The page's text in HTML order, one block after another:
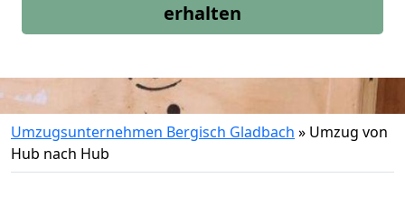
erhalten
Umzugsunternehmen Bergisch Gladbach » Umzug von
Hub nach Hub